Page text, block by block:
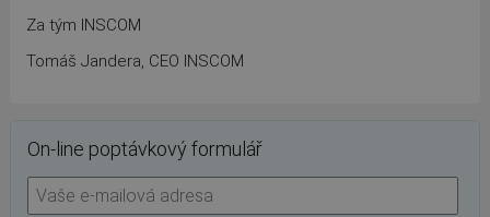
Za tým INSCOM
Tomáš Jandera, CEO INSCOM
On-line poptávkový formulář